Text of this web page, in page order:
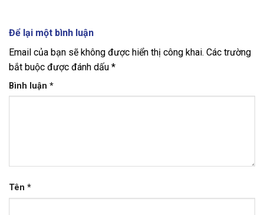
Để lại một bình luận
Email của bạn sẽ không được hiển thị công khai. Các trường
bắt buộc được đánh dấu *
Bình luận *
Tên *